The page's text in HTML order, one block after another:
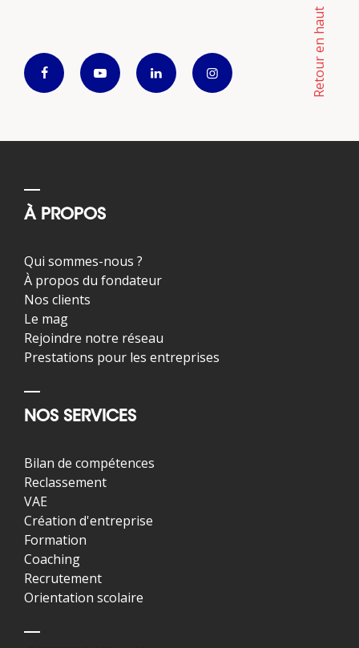
Retour en haut
À PROPOS
Qui sommes-nous ?
À propos du fondateur
Nos clients
Le mag
Rejoindre notre réseau
Prestations pour les entreprises
NOS SERVICES
Bilan de compétences
Reclassement
VAE
Création d'entreprise
Formation
Coaching
Recrutement
Orientation scolaire